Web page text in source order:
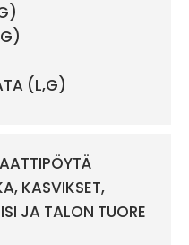
(L,G)
KASVIKSET,
JA TALON TUORE